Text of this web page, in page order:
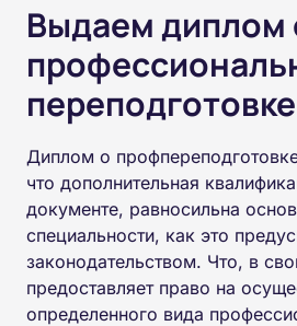
Выдаем диплом
переподготовке
Диплом о
что дополнительная
документе, равносильна
специальности, как это
законодательством. Что, в
предоставляет право на
определенного вида